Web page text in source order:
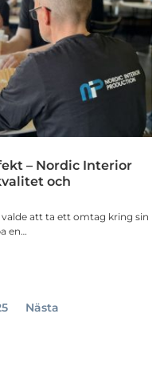
– Nordic Interior
och
att ta ett omtag kring sin
en…
Nästa